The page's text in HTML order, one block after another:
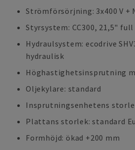
Strömförsörjning: 3x400 V +
Styrsystem: CC300, 21,5"
Hydraulsystem: ecodrive
hydraulisk
Höghastighetsinsprutning
Oljekylare: standard
Insprutningsenhetens
Plattans storlek: standard
Formhöjd: ökad +200 mm